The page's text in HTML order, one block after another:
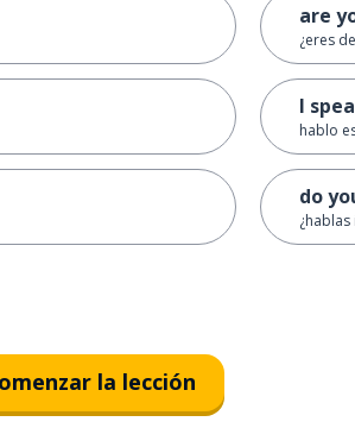
are
¿eres
I
hablo
do
¿hablas
la lección